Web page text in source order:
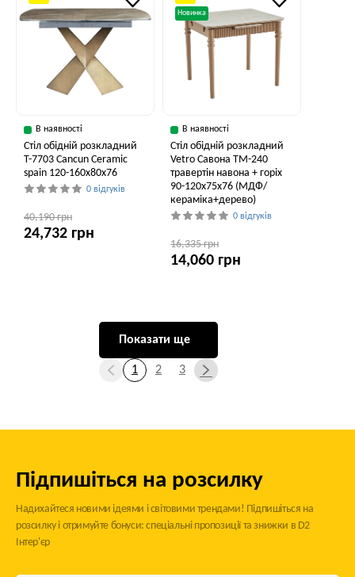
В наявності
Стіл обідній розкладний
T-7703 Cancun Ceramic
spain 120-160x80x76
0 відгуків
40,190 грн
24,732 грн
Новинка
В наявності
Стіл обідній розкладний
Vetro Савона TM-240
травертін навона + горіх
90-120x75x76 (МДФ/
кераміка+дерево)
0 відгуків
16,335 грн
14,060 грн
Показати ще
1 2 3
Підпишіться на розсилку
Надихайтеся новими ідеями і світовими трендами! Підпишіться на
розсилку і отримуйте бонуси: спеціальні пропозиції та знижки в D2
Інтер'єр